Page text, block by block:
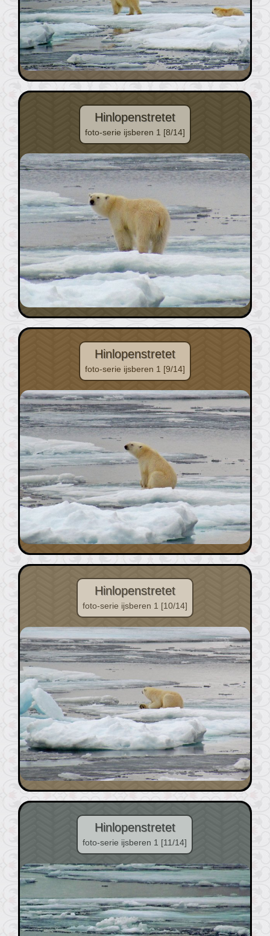
Hinlopenstretet
foto-serie ijsberen 1 [8/14]
Hinlopenstretet
foto-serie ijsberen 1 [9/14]
Hinlopenstretet
foto-serie ijsberen 1 [10/14]
Hinlopenstretet
foto-serie ijsberen 1 [11/14]